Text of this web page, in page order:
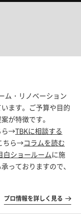
ム・リノベーション
ます。ご予算や目的
が特徴です。
ら→TBKに相談する
ちら→コラムを読む
白ショールームに施
っておりますので、
プロ情報を詳しく見る